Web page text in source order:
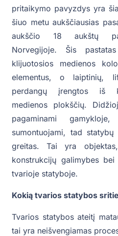
pritaikymo pavyzdys yra
šiuo metu aukščiausias
aukščio 18 aukštų
Norvegijoje. Šis
klijuotosios medienos
elementus, o laiptinių,
perdangų įrengtos iš
medienos plokščių.
pagaminami
sumontuojami, tad
greitas. Tai yra
konstrukcijų galimybes
tvarioje statyboje.
Kokią tvarios statybos
Tvarios statybos ateitį
tai yra neišvengiamas